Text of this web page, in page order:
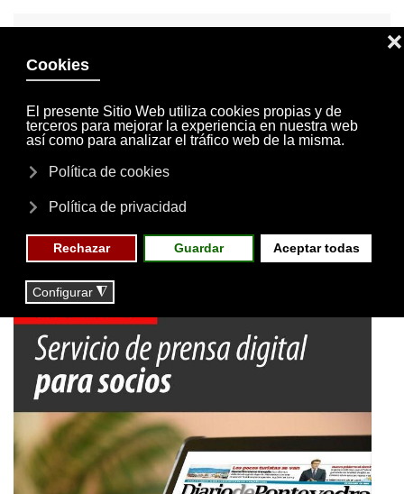
INVITACIONES
MI CUENTA
Actividades
NUEVO SERVICIO DE PRENSA
DIGITAL